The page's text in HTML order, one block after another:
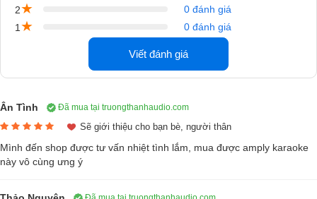
2★
0 đánh giá
1★ 0 đánh giá
Viết đánh giá
Ân Tình Đã mua tại truongthanhaudio.com
Sẽ giới thiệu cho bạn bè, người thân
Mình đến shop được tư vấn nhiệt tình lắm, mua được amply karaoke
này vô cùng ưng ý